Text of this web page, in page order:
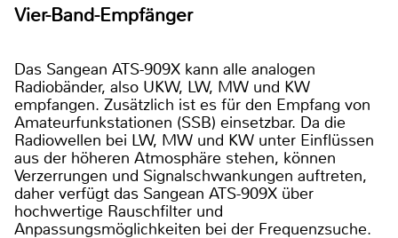
Vier-Band-Empfänger
Das Sangean ATS-909X kann alle analogen
Radiobänder, also UKW, LW, MW und KW
empfangen. Zusätzlich ist es für den Empfang von
Amateurfunkstationen (SSB) einsetzbar. Da die
Radiowellen bei LW, MW und KW unter Einflüssen
aus der höheren Atmosphäre stehen, können
Verzerrungen und Signalschwankungen auftreten,
daher verfügt das Sangean ATS-909X über
hochwertige Rauschfilter und
Anpassungsmöglichkeiten bei der Frequenzsuche.